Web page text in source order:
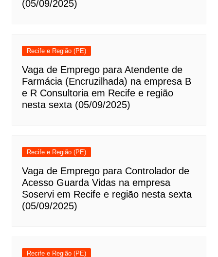
(05/09/2025)
Recife e Região (PE)
Vaga de Emprego para Atendente de
Farmácia (Encruzilhada) na empresa B
e R Consultoria em Recife e região
nesta sexta (05/09/2025)
Recife e Região (PE)
Vaga de Emprego para Controlador de
Acesso Guarda Vidas na empresa
Soservi em Recife e região nesta sexta
(05/09/2025)
Recife e Região (PE)